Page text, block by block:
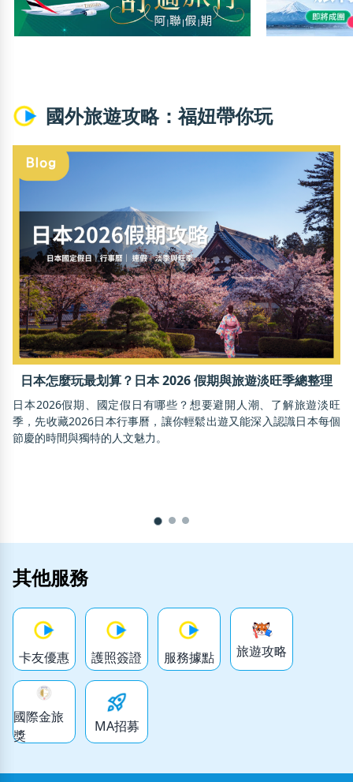
國外旅遊攻略：福妞帶你玩
日本怎麼玩最划算？日本 2026 假期與旅遊淡旺季總整理
日本2026假期、國定假日有哪些？想要避開人潮、了解旅遊淡旺
季，先收藏2026日本行事曆，讓你輕鬆出遊又能深入認識日本每個
節慶的時間與獨特的人文魅力。
其他服務
卡友優惠 護照簽證 服務據點 旅遊攻略
國際金旅
獎
MA招募